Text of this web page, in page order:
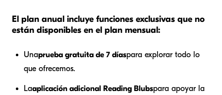
El plan anual incluye funciones exclusivas que no
están disponibles en el plan mensual:
Unaprueba gratuita de 7 díaspara explorar todo lo
que ofrecemos.
Laaplicación adicional Reading Blubspara apoyar la